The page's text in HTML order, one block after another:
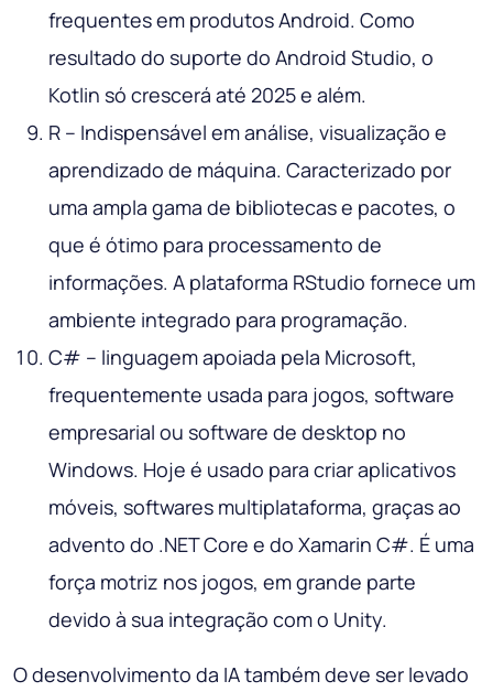
frequentes em produtos Android. Como
resultado do suporte do Android Studio, o
Kotlin só crescerá até 2025 e além.
R – Indispensável em análise, visualização e
aprendizado de máquina. Caracterizado por
uma ampla gama de bibliotecas e pacotes, o
que é ótimo para processamento de
informações. A plataforma RStudio fornece um
ambiente integrado para programação.
C# – linguagem apoiada pela Microsoft,
frequentemente usada para jogos, software
empresarial ou software de desktop no
Windows. Hoje é usado para criar aplicativos
móveis, softwares multiplataforma, graças ao
advento do .NET Core e do Xamarin C#. É uma
força motriz nos jogos, em grande parte
devido à sua integração com o Unity.
O desenvolvimento da IA também deve ser levado